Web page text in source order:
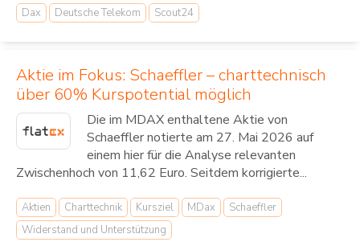
Dax Deutsche Telekom Scout24
Aktie im Fokus: Schaeffler – charttechnisch
über 60% Kurspotential möglich
Die im MDAX enthaltene Aktie von
Schaeffler notierte am 27. Mai 2026 auf
einem hier für die Analyse relevanten
Zwischenhoch von 11,62 Euro. Seitdem korrigierte...
Aktien Charttechnik Kursziel MDax
Schaeffler
Widerstand und Unterstützung